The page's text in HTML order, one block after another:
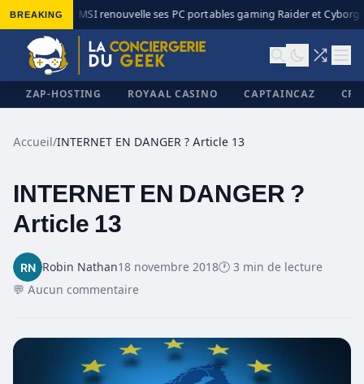
BREAKING MSI renouvelle ses PC portables gaming Raider et Cyborg
ZAP-HOSTING ROYAAL CASINO CAPTAINCAZ
✕
Accueil/INTERNET EN DANGER ? Article 13
INTERNET EN DANGER ?
Article 13
Robin Nathan18 novembre 2018🕐 3 min de lecture
💬 Aucun commentaire